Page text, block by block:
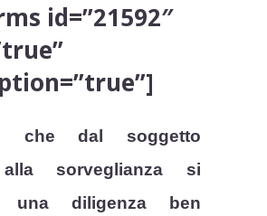
id=”21592″
che dal soggetto
sorveglianza si
una diligenza ben